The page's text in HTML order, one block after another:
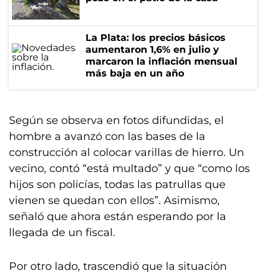
La Plata: los precios básicos
aumentaron 1,6% en julio y
marcaron la inflación mensual
más baja en un año
Según se observa en fotos difundidas, el
hombre a avanzó con las bases de la
construcción al colocar varillas de hierro. Un
vecino, contó “está multado” y que “como los
hijos son policías, todas las patrullas que
vienen se quedan con ellos”. Asimismo,
señaló que ahora están esperando por la
llegada de un fiscal.
Por otro lado, trascendió que la situación